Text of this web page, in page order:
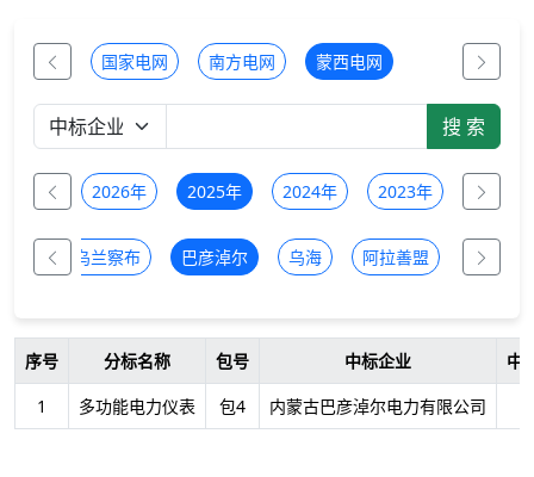
国家电网 南方电网 蒙西电网
全部 2026年 2025年 2024年 2023年 2022年
乌兰察布 巴彦淖尔 乌海 阿拉善盟 锡林郭
序号 分标名称 包号 中标企业
中
1
多功能电力仪表 包4 内蒙古巴彦淖尔电力有限公司